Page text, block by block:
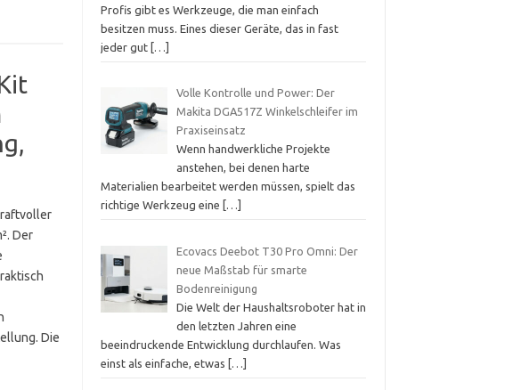
Der
Die
Profis gibt es Werkzeuge, die man einfach
besitzen muss. Eines dieser Geräte, das in fast
jeder gut […]
Volle Kontrolle und Power: Der
Makita DGA517Z Winkelschleifer im
Praxiseinsatz
Wenn handwerkliche Projekte
anstehen, bei denen harte
Materialien bearbeitet werden müssen, spielt das
richtige Werkzeug eine
[…]
Ecovacs Deebot T30 Pro Omni: Der
neue Maßstab für smarte
Bodenreinigung
Die Welt der Haushaltsroboter hat in
den letzten Jahren eine
beeindruckende Entwicklung durchlaufen. Was
einst als einfache, etwas
[…]